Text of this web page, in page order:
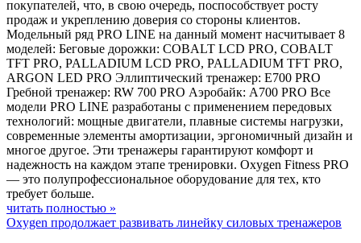
покупателей, что, в свою очередь, поспособствует росту
продаж и укреплению доверия со стороны клиентов.
Модельный ряд PRO LINE на данный момент насчитывает 8
моделей: Беговые дорожки: COBALT LCD PRO, COBALT
TFT PRO, PALLADIUM LCD PRO, PALLADIUM TFT PRO,
ARGON LED PRO Эллиптический тренажер: E700 PRO
Гребной тренажер: RW 700 PRO Аэробайк: A700 PRO Все
модели PRO LINE разработаны с применением передовых
технологий: мощные двигатели, плавные системы нагрузки,
современные элементы амортизации, эргономичный дизайн и
многое другое. Эти тренажеры гарантируют комфорт и
надежность на каждом этапе тренировки. Oxygen Fitness PRO
— это полупрофессиональное оборудование для тех, кто
требует больше.
читать полностью »
Oxygen продолжает развивать линейку силовых тренажеров